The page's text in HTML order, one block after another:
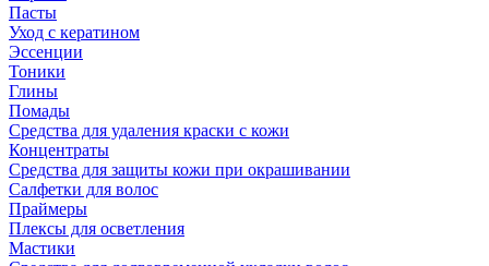
Пасты
Уход с кератином
Эссенции
Тоники
Глины
Помады
Средства для удаления краски с кожи
Концентраты
Средства для защиты кожи при окрашивании
Салфетки для волос
Праймеры
Плексы для осветления
Мастики